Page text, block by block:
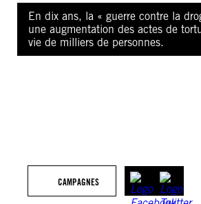
En dix ans, la « guerre contre la
une augmentation des actes de
vie de milliers de personnes.
CAMPAGNES